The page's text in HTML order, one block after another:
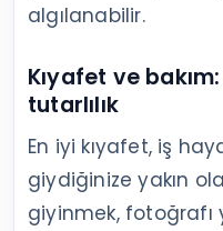
algılanabilir.
Kıyafet ve
tutarlılık
En iyi kıyafet, iş
giydiğinize yakın
giyinmek, fotoğrafı